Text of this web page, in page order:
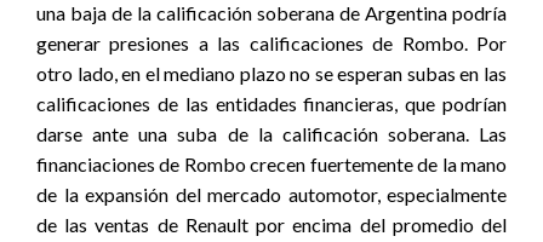
una baja de la calificación soberana de Argentina podría
generar presiones a las calificaciones de Rombo. Por
otro lado, en el mediano plazo no se esperan subas en las
calificaciones de las entidades financieras, que podrían
darse ante una suba de la calificación soberana. Las
financiaciones de Rombo crecen fuertemente de la mano
de la expansión del mercado automotor, especialmente
de las ventas de Renault por encima del promedio del